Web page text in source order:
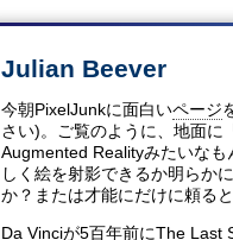
Julian Beever
今朝PixelJunkに面白いページ
さい)。ご覧のように、地面に
Augmented Realityみたいな
しく絵を射影できるか明らか
か？または才能にだけに頼る
Da Vinciが5百年前にThe Last